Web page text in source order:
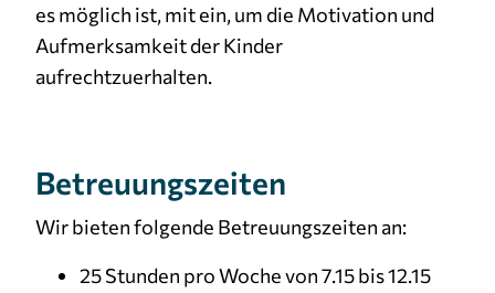
es möglich ist, mit ein, um die Motivation und
Aufmerksamkeit der Kinder
aufrechtzuerhalten.
Betreuungszeiten
Wir bieten folgende Betreuungszeiten an:
25 Stunden pro Woche von 7.15 bis 12.15